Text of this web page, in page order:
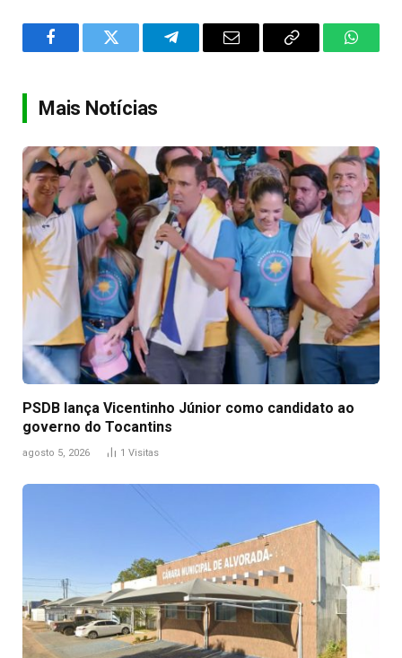
FacebookTwitter TelegramEmail
Copy
Mais Notícias
PSDB lança Vicentinho Júnior como candidato ao
governo do Tocantins
agosto 5, 2026 1 Visitas